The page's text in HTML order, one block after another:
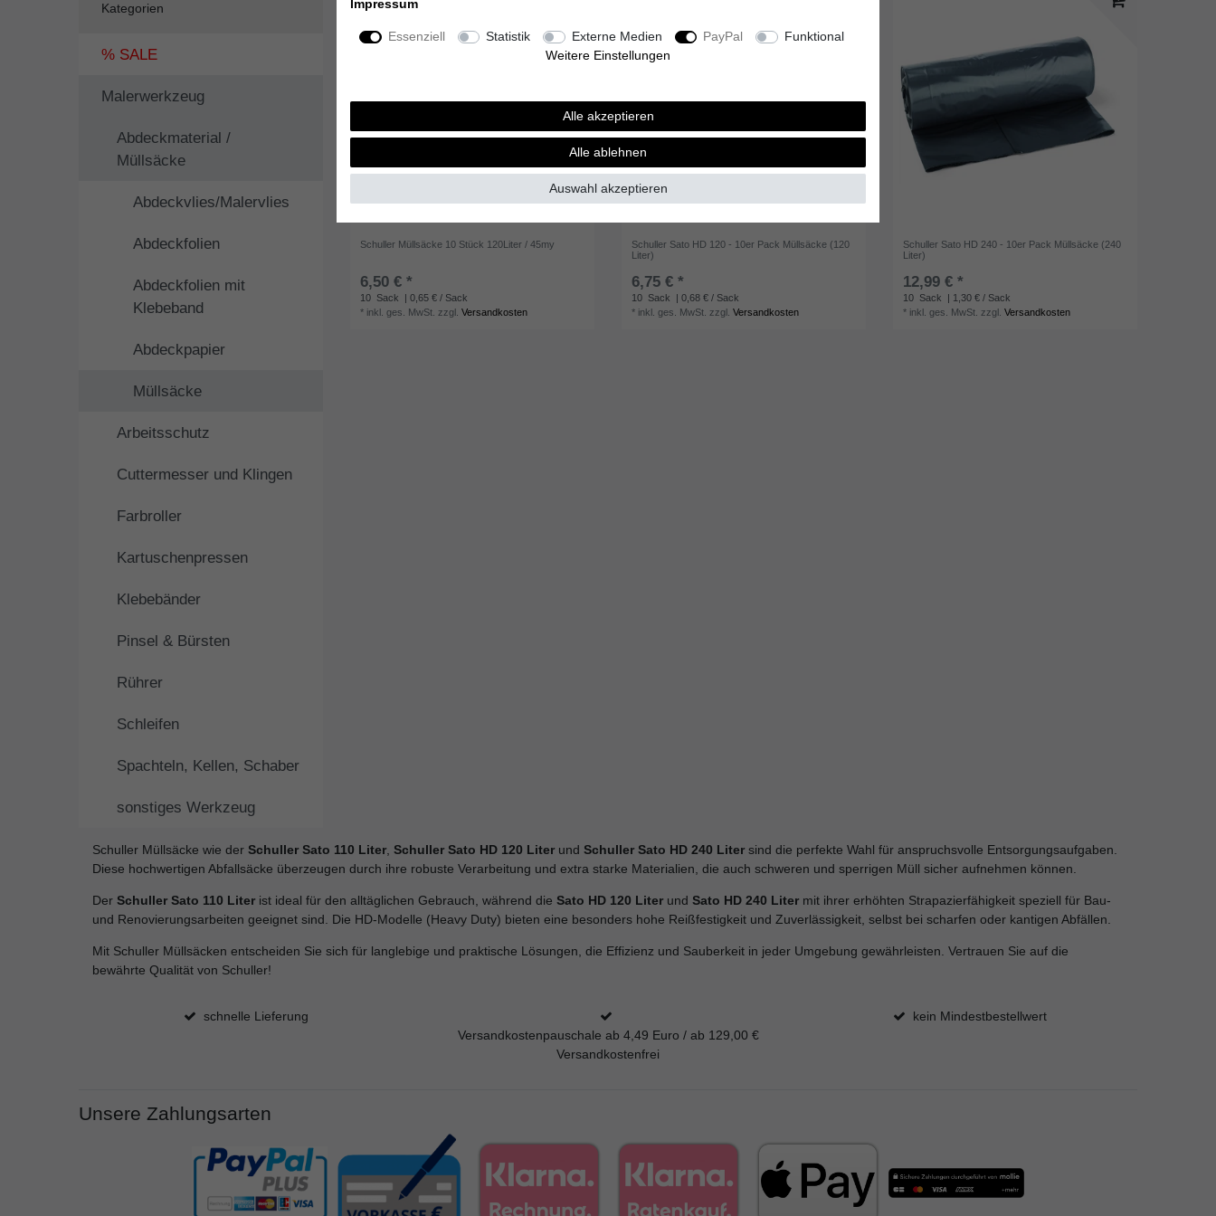
Kategorien
% SALE
Malerwerkzeug
Abdeckmaterial /
Müllsäcke
Abdeckvlies/Malervlies
Abdeckfolien
Abdeckfolien mit
Klebeband
Abdeckpapier
Müllsäcke
Arbeitsschutz
Cuttermesser und Klingen
Farbroller
Kartuschenpressen
Klebebänder
Pinsel & Bürsten
Rührer
Schleifen
Spachteln, Kellen, Schaber
sonstiges Werkzeug
Schuller Müllsäcke 10 Stück 120Liter / 45my
6,50 € *
10 Sack
| 0,65 € / Sack
* inkl. ges. MwSt. zzgl.Versandkosten
Schuller Sato HD 120 - 10er Pack Müllsäcke (120
Liter)
6,75 € *
10 Sack
| 0,68 € / Sack
* inkl. ges. MwSt. zzgl.Versandkosten
Schuller Sato HD 240 - 10er Pack Müllsäcke (240
Liter)
12,99 € *
10 Sack
| 1,30 € / Sack
* inkl. ges. MwSt. zzgl.Versandkosten
Schuller Müllsäcke wie der Schuller Sato 110 Liter Schuller Sato HD 120 Liter und Schuller Sato HD 240 Liter sind die perfekte Wahl für anspruchsvolle Entsorgungsaufgaben.
Diese hochwertigen Abfallsäcke überzeugen durch ihre robuste Verarbeitung und extra starke Materialien, die auch schweren und sperrigen Müll sicher aufnehmen können.
Der Schuller Sato 110 Liter ist ideal für den alltäglichen Gebrauch, während die Sato HD 120 Liter und Sato HD 240 Liter mit ihrer erhöhten Strapazierfähigkeit speziell für Bau-
und Renovierungsarbeiten geeignet sind. Die HD-Modelle (Heavy Duty) bieten eine besonders hohe Reißfestigkeit und Zuverlässigkeit, selbst bei scharfen oder kantigen Abfällen.
Mit Schuller Müllsäcken entscheiden Sie sich für langlebige und praktische Lösungen, die Effizienz und Sauberkeit in jeder Umgebung gewährleisten. Vertrauen Sie auf die
bewährte Qualität von Schuller!
schnelle Lieferung
Versandkostenpauschale ab 4,49 Euro / ab 129,00 €
Versandkostenfrei
kein Mindestbestellwert
Unsere Zahlungsarten
Impressum
Essenziell Statistik Externe Medien PayPal
Funktional
Weitere Einstellungen
Alle akzeptieren
Alle ablehnen
Auswahl akzeptieren